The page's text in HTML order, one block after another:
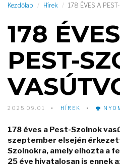
Kezdőlap Hírek 178 ÉVES A
178
PEST-
2025.09.01 HÍREK
178 éves a Pest-Szolnok
szeptember elsején
Szolnokra, amely elhozta a
25 éve hivatalosan is ennek